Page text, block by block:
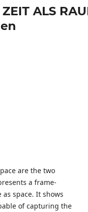
ALS
are the two
a frame-
space. It shows
of capturing the